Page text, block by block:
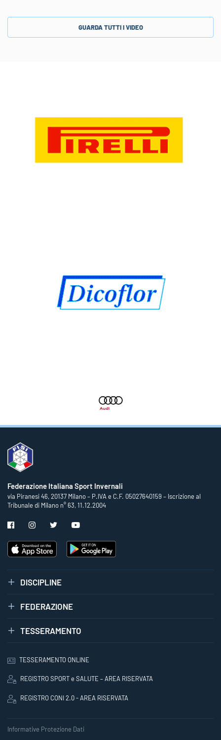
GUARDA TUTTI I VIDEO
Federazione Italiana Sport Invernali
via Piranesi 46, 20137 Milano – P.IVA e C.F. 05027640159 – Iscrizione al
Tribunale di Milano n° 63, 11.12.2004
DISCIPLINE
FEDERAZIONE
TESSERAMENTO
TESSERAMENTO ONLINE
REGISTRO SPORT e SALUTE – AREA RISERVATA
REGISTRO CONI 2.0 - AREA RISERVATA
Informative Protezione Dati